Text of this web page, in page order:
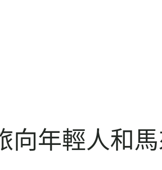
向年輕人和